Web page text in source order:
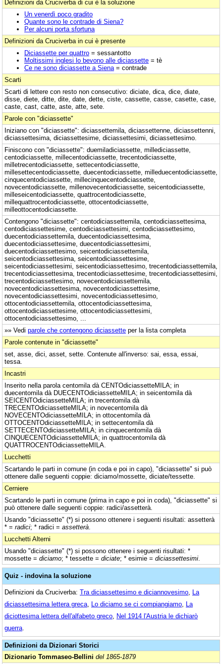
Definizioni da Cruciverba di cui è la soluzione
Un venerdì poco gradito
Quante sono le contrade di Siena?
Per alcuni porta sfortuna
Definizioni da Cruciverba in cui è presente
Diciassette per quattro = sessantotto
Moltissimi inglesi lo bevono alle diciassette = tè
Ce ne sono diciassette a Siena = contrade
Scarti
Scarti di lettere con resto non consecutivo: diciate, dica, dice, diate,
disse, diete, ditte, dite, date, dette, ciste, cassette, casse, casette, case,
caste, cast, catte, aste, atte, sete.
Parole con "diciassette"
Iniziano con "diciassette": diciassettemila, diciassettenne, diciassettenni,
diciassettesima, diciassettesime, diciassettesimi, diciassettesimo.
Finiscono con "diciassette": duemiladiciassette, millediciassette,
centodiciassette, millecentodiciassette, trecentodiciassette,
milletrecentodiciassette, settecentodiciassette,
millesettecentodiciassette, duecentodiciassette, milleduecentodiciassette,
cinquecentodiciassette, millecinquecentodiciassette,
novecentodiciassette, millenovecentodiciassette, seicentodiciassette,
milleseicentodiciassette, quattrocentodiciassette,
millequattrocentodiciassette, ottocentodiciassette,
milleottocentodiciassette.
Contengono "diciassette": centodiciassettemila, centodiciassettesima,
centodiciassettesime, centodiciassettesimi, centodiciassettesimo,
duecentodiciassettemila, duecentodiciassettesima,
duecentodiciassettesime, duecentodiciassettesimi,
duecentodiciassettesimo, seicentodiciassettemila,
seicentodiciassettesima, seicentodiciassettesime,
seicentodiciassettesimi, seicentodiciassettesimo, trecentodiciassettemila,
trecentodiciassettesima, trecentodiciassettesime, trecentodiciassettesimi,
trecentodiciassettesimo, novecentodiciassettemila,
novecentodiciassettesima, novecentodiciassettesime,
novecentodiciassettesimi, novecentodiciassettesimo,
ottocentodiciassettemila, ottocentodiciassettesima,
ottocentodiciassettesime, ottocentodiciassettesimi,
ottocentodiciassettesimo, ...
»» Vedi parole che contengono diciassette per la lista completa
Parole contenute in "diciassette"
set, asse, dici, asset, sette. Contenute all'inverso: sai, essa, essai,
tessa.
Incastri
Inserito nella parola centomila dà CENTOdiciassetteMILA; in
duecentomila dà DUECENTOdiciassetteMILA; in seicentomila dà
SEICENTOdiciassetteMILA; in trecentomila dà
TRECENTOdiciassetteMILA; in novecentomila dà
NOVECENTOdiciassetteMILA; in ottocentomila dà
OTTOCENTOdiciassetteMILA; in settecentomila dà
SETTECENTOdiciassetteMILA; in cinquecentomila dà
CINQUECENTOdiciassetteMILA; in quattrocentomila dà
QUATTROCENTOdiciassetteMILA.
Lucchetti
Scartando le parti in comune (in coda e poi in capo), "diciassette" si può
ottenere dalle seguenti coppie: diciamo/mossette, diciate/tessette.
Cerniere
Scartando le parti in comune (prima in capo e poi in coda), "diciassette" si
può ottenere dalle seguenti coppie: radici/assetterà.
Usando "diciassette" (*) si possono ottenere i seguenti risultati: assetterà
* = radici; * radici = assetterà
Lucchetti Alterni
Usando "diciassette" (*) si possono ottenere i seguenti risultati: *
mossette = diciamo; * tessette = diciate; * esimie = diciassettesimi
Quiz - indovina la soluzione
Definizioni da Cruciverba: Tra diciassettesimo e diciannovesimo La
diciassettesima lettera greca Lo diciamo se ci compiangiamo La
diciottesima lettera dell'alfabeto greco Nel 1914 l'Austria le dichiarò
guerra
Definizioni da Dizionari Storici
Dizionario Tommaseo-Bellini del 1865-1879